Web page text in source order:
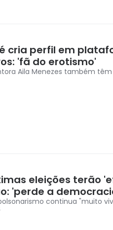
cria perfil em
'fã do erotismo'
Aila Menezes também
eleições terão
'perde a
continua "muito